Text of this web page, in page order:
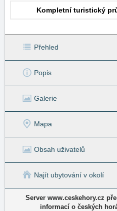
Kompletní turistický
Přehled
Popis
Galerie
Mapa
Obsah uživatelů
Najít ubytování v okolí
Server www.ceskehory.cz
informací o českých